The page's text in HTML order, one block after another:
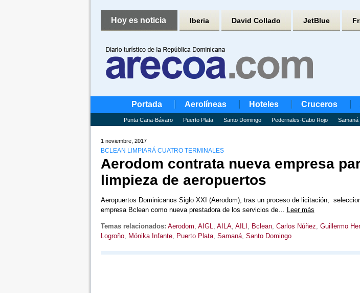
Hoy es noticia Iberia David Collado JetBlue
Portada Aerolíneas Hoteles Cruceros
Punta Cana-Bávaro Puerto Plata Santo Domingo Pedernales-Cabo Rojo Samaná
1 noviembre, 2017
BCLEAN LIMPIARÁ CUATRO TERMINALES
Aerodom contrata nueva empresa
limpieza de aeropuertos
Aeropuertos Dominicanos Siglo XXI (Aerodom), tras un proceso de licitación,
empresa Bclean como nueva prestadora de los servicios de… Leer más
Temas relacionados: Aerodom, AIGL, AILA, AILI , Bclean, Carlos Núñez, Guillermo
Logroño, Mónika Infante, Puerto Plata, Samaná, Santo Domingo